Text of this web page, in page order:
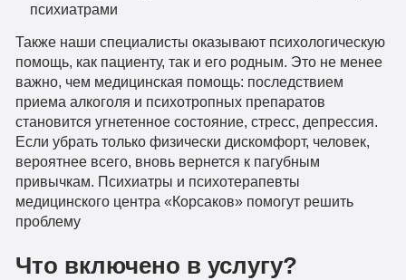
психиатрами
Также наши специалисты оказывают психологическую
помощь, как пациенту, так и его родным. Это не менее
важно, чем медицинская помощь: последствием
приема алкоголя и психотропных препаратов
становится угнетенное состояние, стресс, депрессия.
Если убрать только физически дискомфорт, человек,
вероятнее всего, вновь вернется к пагубным
привычкам. Психиатры и психотерапевты
медицинского центра «Корсаков» помогут решить
проблему
Что включено в услугу?